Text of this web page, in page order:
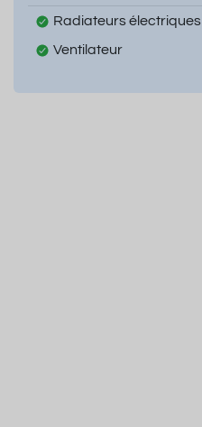
Radiateurs électriques
Ventilateur